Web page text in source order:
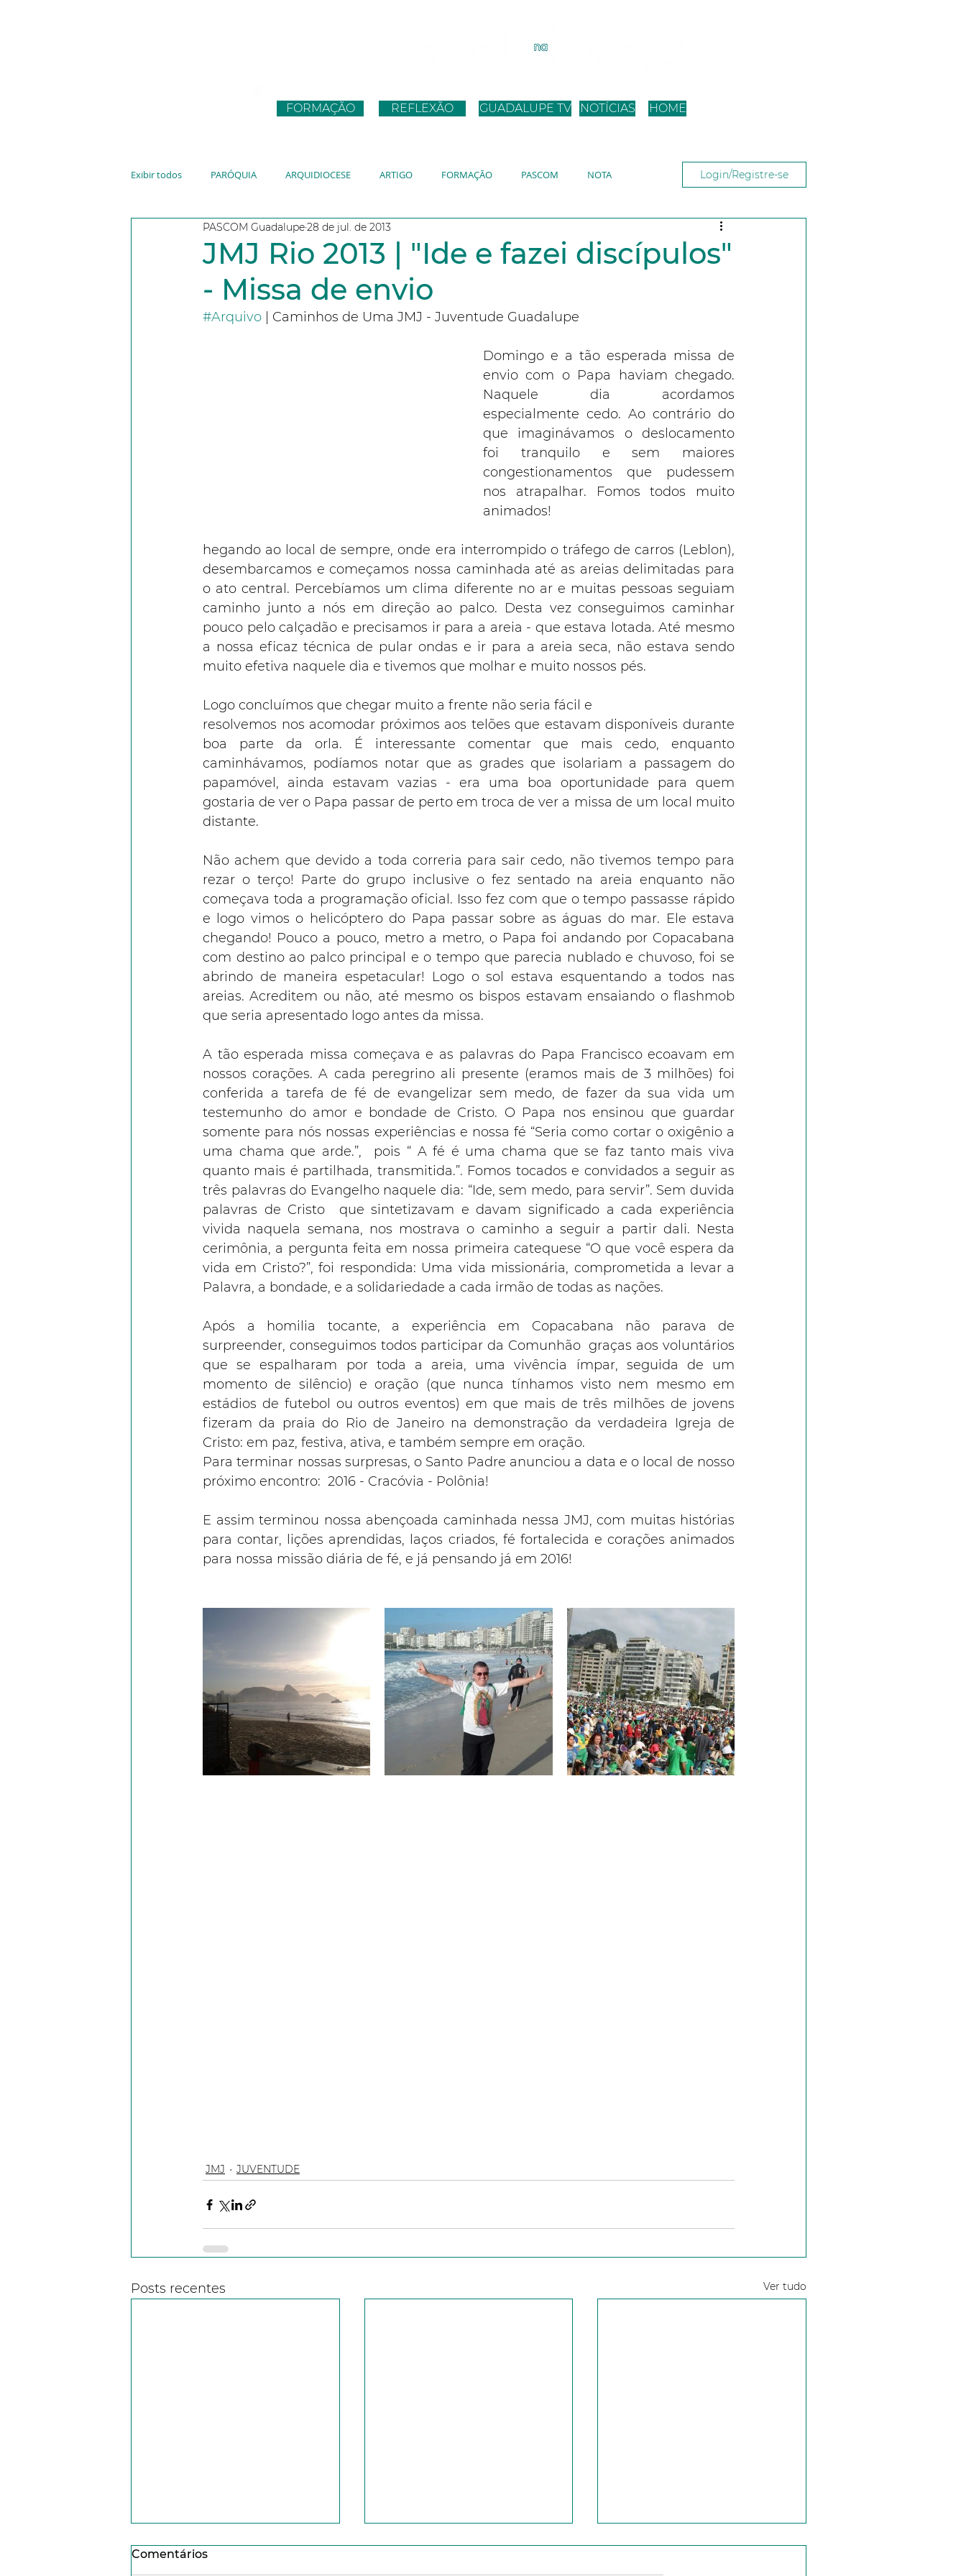
FORMAÇÃO REFLEXÃO GUADALUPE TV NOTÍCIAS HOME
Exibir todos PARÓQUIA ARQUIDIOCESE ARTIGO FORMAÇÃO PASCOM NOTA
JUVENTUDE VATICANO JMJ
Login/Registre-se
JMJ Rio 2013 | "Ide e fazei discípulos"
- Missa de envio
PASCOM Guadalupe28 de jul. de 2013
#Arquivo | Caminhos de Uma JMJ - Juventude Guadalupe
Domingo e a tão esperada missa de
envio com o Papa haviam chegado.
Naquele dia acordamos
especialmente cedo. Ao contrário do
que imaginávamos o deslocamento
foi tranquilo e sem maiores
congestionamentos que pudessem
nos atrapalhar. Fomos todos muito
animados!
hegando ao local de sempre, onde era interrompido o tráfego de carros (Leblon),
desembarcamos e começamos nossa caminhada até as areias delimitadas para
o ato central. Percebíamos um clima diferente no ar e muitas pessoas seguiam
caminho junto a nós em direção ao palco. Desta vez conseguimos caminhar
pouco pelo calçadão e precisamos ir para a areia - que estava lotada. Até mesmo
a nossa eficaz técnica de pular ondas e ir para a areia seca, não estava sendo
muito efetiva naquele dia e tivemos que molhar e muito nossos pés.
Logo concluímos que chegar muito a frente não seria fácil e
resolvemos nos acomodar próximos aos telões que estavam disponíveis durante
boa parte da orla. É interessante comentar que mais cedo, enquanto
caminhávamos, podíamos notar que as grades que isolariam a passagem do
papamóvel, ainda estavam vazias - era uma boa oportunidade para quem
gostaria de ver o Papa passar de perto em troca de ver a missa de um local muito
distante.
Não achem que devido a toda correria para sair cedo, não tivemos tempo para
rezar o terço! Parte do grupo inclusive o fez sentado na areia enquanto não
começava toda a programação oficial. Isso fez com que o tempo passasse rápido
e logo vimos o helicóptero do Papa passar sobre as águas do mar. Ele estava
chegando! Pouco a pouco, metro a metro, o Papa foi andando por Copacabana
com destino ao palco principal e o tempo que parecia nublado e chuvoso, foi se
abrindo de maneira espetacular! Logo o sol estava esquentando a todos nas
areias. Acreditem ou não, até mesmo os bispos estavam ensaiando o flashmob
que seria apresentado logo antes da missa.
A tão esperada missa começava e as palavras do Papa Francisco ecoavam em
nossos corações. A cada peregrino ali presente (eramos mais de 3 milhões) foi
conferida a tarefa de fé de evangelizar sem medo, de fazer da sua vida um
testemunho do amor e bondade de Cristo. O Papa nos ensinou que guardar
somente para nós nossas experiências e nossa fé “Seria como cortar o oxigênio a
uma chama que arde.”,  pois “ A fé é uma chama que se faz tanto mais viva
quanto mais é partilhada, transmitida.”. Fomos tocados e convidados a seguir as
três palavras do Evangelho naquele dia: “Ide, sem medo, para servir”. Sem duvida
palavras de Cristo  que sintetizavam e davam significado a cada experiência
vivida naquela semana, nos mostrava o caminho a seguir a partir dali. Nesta
cerimônia, a pergunta feita em nossa primeira catequese “O que você espera da
vida em Cristo?”, foi respondida: Uma vida missionária, comprometida a levar a
Palavra, a bondade, e a solidariedade a cada irmão de todas as nações.
Após a homilia tocante, a experiência em Copacabana não parava de
surpreender, conseguimos todos participar da Comunhão  graças aos voluntários
que se espalharam por toda a areia, uma vivência ímpar, seguida de um
momento de silêncio) e oração (que nunca tínhamos visto nem mesmo em
estádios de futebol ou outros eventos) em que mais de três milhões de jovens
fizeram da praia do Rio de Janeiro na demonstração da verdadeira Igreja de
Cristo: em paz, festiva, ativa, e também sempre em oração.
Para terminar nossas surpresas, o Santo Padre anunciou a data e o local de nosso
próximo encontro:  2016 - Cracóvia - Polônia!
E assim terminou nossa abençoada caminhada nessa JMJ, com muitas histórias
para contar, lições aprendidas, laços criados, fé fortalecida e corações animados
para nossa missão diária de fé, e já pensando já em 2016!
JMJ JUVENTUDE
Posts recentes Ver tudo
Comentários